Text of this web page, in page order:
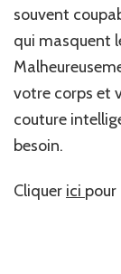
souvent
qui masquent
votre corps et
couture
besoin.
Cliquer ici pour